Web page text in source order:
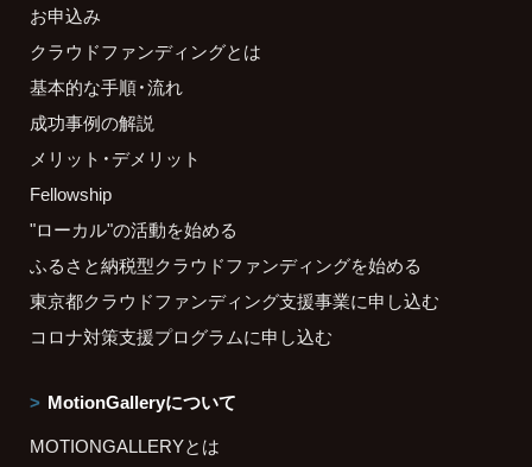
お申込み
クラウドファンディングとは
基本的な手順・流れ
成功事例の解説
メリット・デメリット
Fellowship
"ローカル"の活動を始める
ふるさと納税型クラウドファンディングを始める
東京都クラウドファンディング支援事業に申し込む
コロナ対策支援プログラムに申し込む
MotionGalleryについて
MOTIONGALLERYとは